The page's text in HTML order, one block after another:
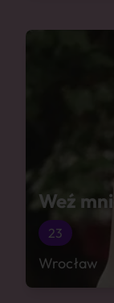
Weź
23
Wrocław